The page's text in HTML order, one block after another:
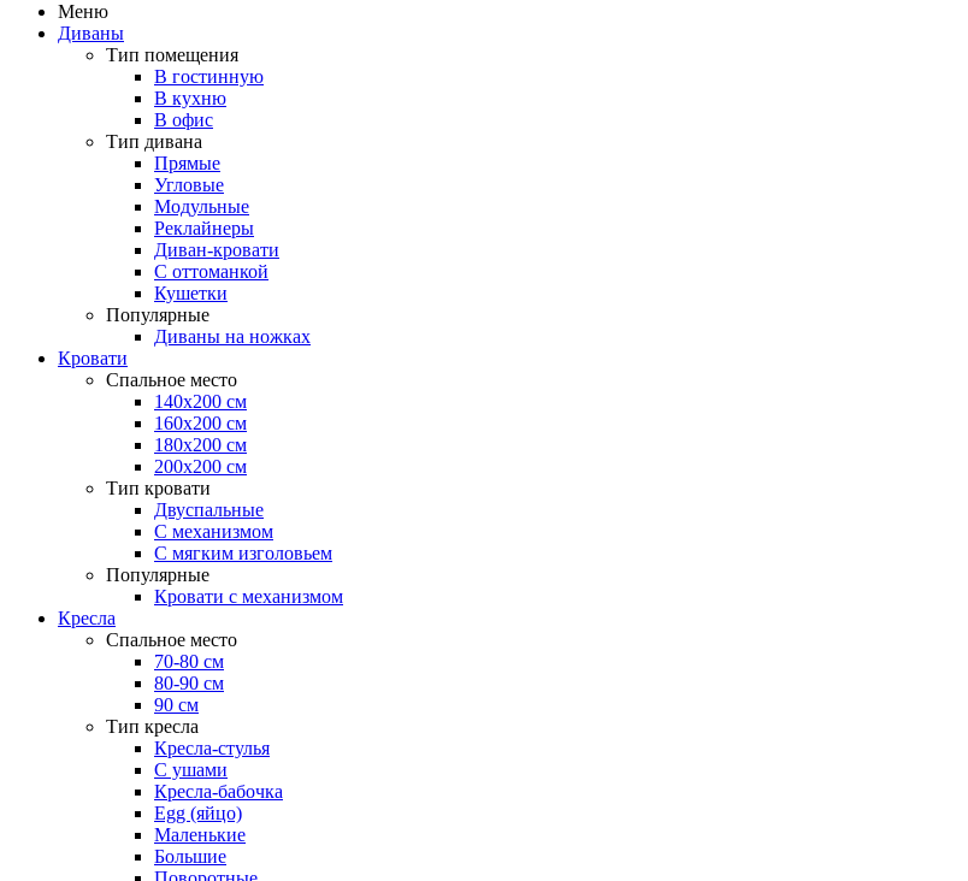
Меню
Диваны
Тип помещения
В гостинную
В кухню
В офис
Тип дивана
Прямые
Угловые
Модульные
Реклайнеры
Диван-кровати
С оттоманкой
Кушетки
Популярные
Диваны на ножках
Кровати
Спальное место
140х200 см
160х200 см
180х200 см
200х200 см
Тип кровати
Двуспальные
С механизмом
С мягким изголовьем
Популярные
Кровати с механизмом
Кресла
Спальное место
70-80 см
80-90 см
90 см
Тип кресла
Кресла-стулья
С ушами
Кресла-бабочка
Egg (яйцо)
Маленькие
Большие